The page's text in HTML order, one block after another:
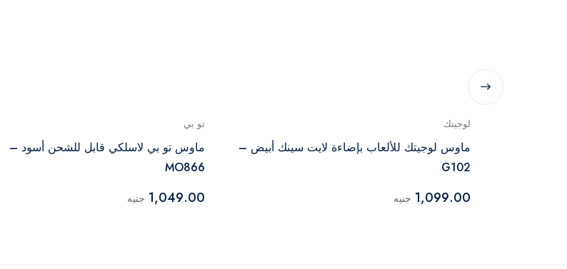
لوجيتك
ماوس لوجيتك للألعاب بإضاءة لايت سينك أبيض –
G102
1,099.00 جنيه
تو بي
ماوس تو بي لاسلكي قابل للشحن أسود –
MO866
1,049.00 جنيه